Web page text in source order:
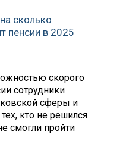
сколько
пенсии в 2025
скорого
сотрудники
сферы и
кто не решился
смогли пройти